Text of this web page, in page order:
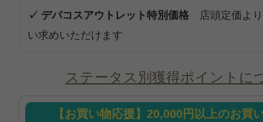
✓ デパコスアウトレット特別価格 店頭定価よ
い求めいただけます
ステータス別獲得ポイントに
【お買い物応援】20,000円以上のお買